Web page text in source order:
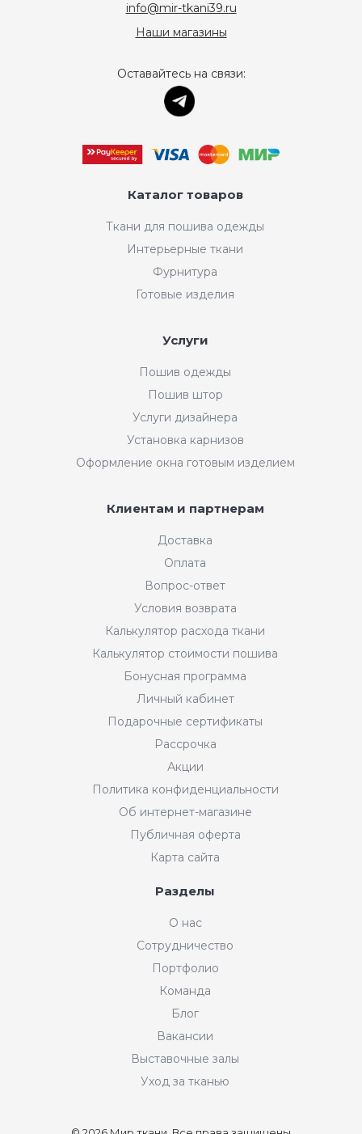
info@mir-tkani39.ru
Наши магазины
Оставайтесь на связи:
Каталог товаров
Ткани для пошива одежды
Интерьерные ткани
Фурнитура
Готовые изделия
Услуги
Пошив одежды
Пошив штор
Услуги дизайнера
Установка карнизов
Оформление окна готовым изделием
Клиентам и партнерам
Доставка
Оплата
Вопрос-ответ
Условия возврата
Калькулятор расхода ткани
Калькулятор стоимости пошива
Бонусная программа
Личный кабинет
Подарочные сертификаты
Рассрочка
Акции
Политика конфиденциальности
Об интернет-магазине
Публичная оферта
Карта сайта
Разделы
О нас
Сотрудничество
Портфолио
Команда
Блог
Вакансии
Выставочные залы
Уход за тканью